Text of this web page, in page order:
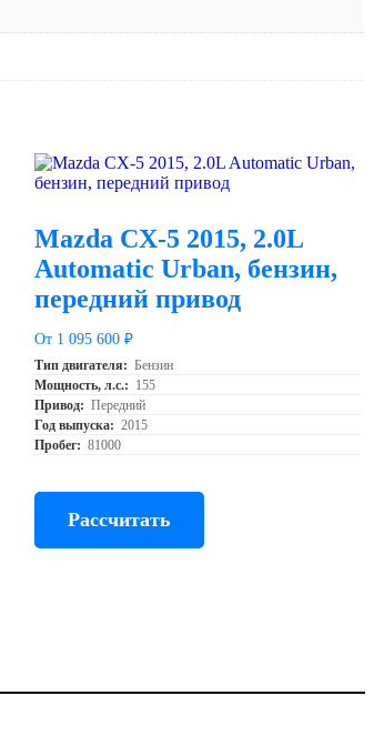
Mazda CX-5 2015, 2.0L
Automatic Urban, бензин,
передний привод
От 1 095 600 ₽
Тип двигателя: Бензин
Мощность, л.с.: 155
Привод: Передний
Год выпуска: 2015
Пробег: 81000
Рассчитать